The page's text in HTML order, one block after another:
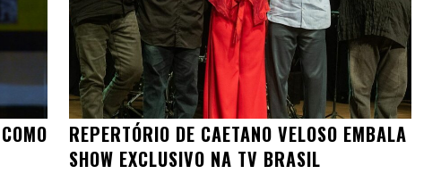
REPERTÓRIO DE CAETANO VELOSO EMBALA
SHOW EXCLUSIVO NA TV BRASIL